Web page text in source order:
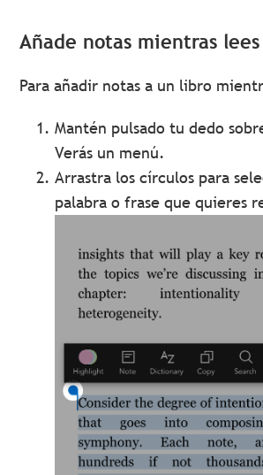
Añade notas mientras lees
Para añadir notas a un libro
Mantén pulsado tu dedo
Verás un menú.
Arrastra los círculos para
palabra o frase que quieres